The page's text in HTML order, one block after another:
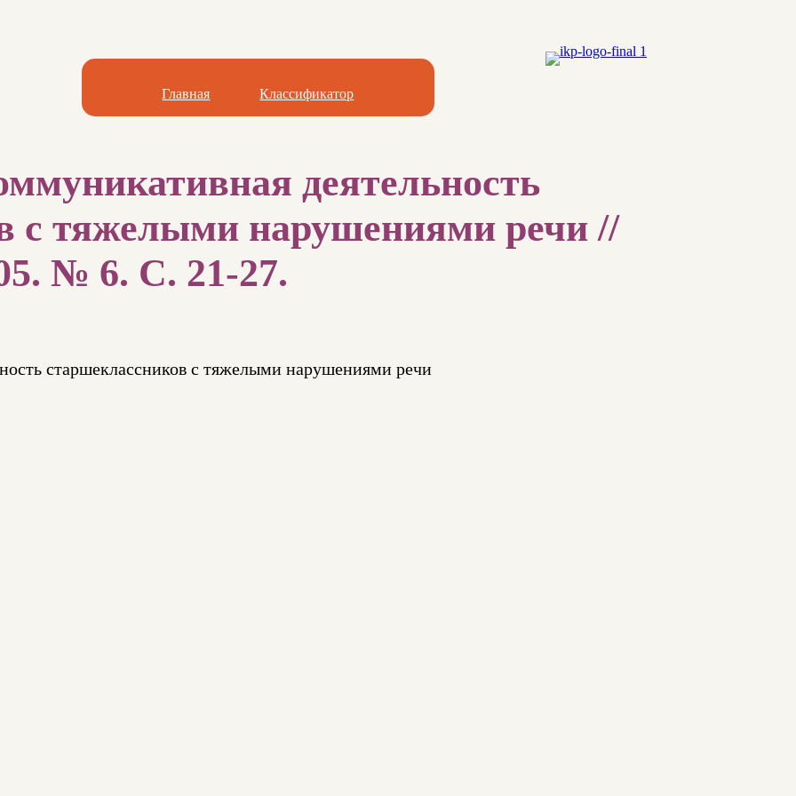
Главная Классификатор
деятельность
с тяжелыми нарушениями речи //
№ 6. С. 21-27.
старшеклассников с тяжелыми нарушениями речи